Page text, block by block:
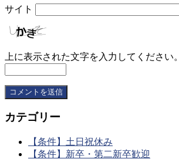
サイト
上に表示された文字を入力してください。
カテゴリー
【条件】土日祝休み
【条件】新卒・第二新卒歓迎